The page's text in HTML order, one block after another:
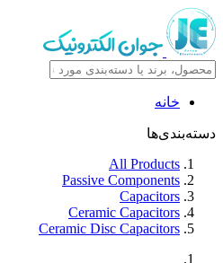
خانه
دسته‌بندی‌ها
All Products
Passive Components
Capacitors
Ceramic Capacitors
Ceramic Disc Capacitors